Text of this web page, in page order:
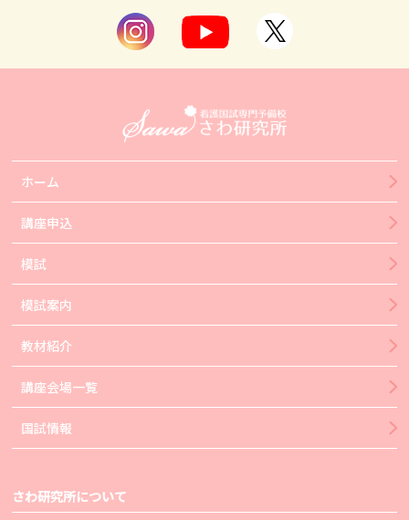
ホーム
講座申込
模試
模試案内
教材紹介
講座会場一覧
国試情報
さわ研究所について